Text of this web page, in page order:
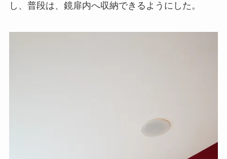
し、普段は、鏡扉内へ収納できるようにした。